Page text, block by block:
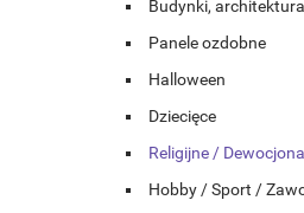
Budynki, architektura
Panele ozdobne
Halloween
Dziecięce
Religijne /
Hobby / Sport /